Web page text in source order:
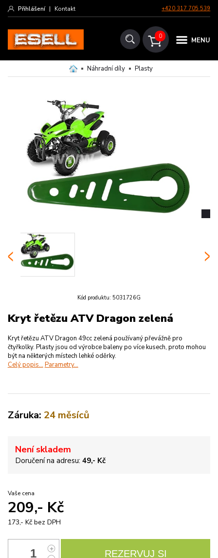
+420 317 705 539
Přihlášení | Kontakt
MENU
0
Náhradní díly Plasty
Kód produktu: 5031726G
Kryt řetězu ATV Dragon zelená
Kryt řetězu ATV Dragon 49cc zelená používaný převážně pro
čtyřkolky. Plasty jsou od výrobce baleny po více kusech, proto mohou
být na některých místech lehké oděrky.
Celý popis... Parametry...
Záruka: 24 měsíců
Není skladem
Doručení na adresu: 49,- Kč
Vaše cena
209,- Kč
173,- Kč bez DPH